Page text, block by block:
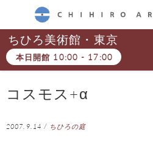
CHIHIRO ART MUSEUM
ちひろ美術館・東京
本日開館 10:00 - 17:00
コスモス+α
2007.9.14 / ちひろの庭